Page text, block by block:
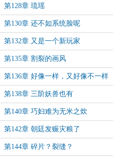
第128章 琉瑶
第130章 还不如系统脸呢
第132章 又是一个新玩家
第135章 割裂的画风
第136章 好像一样，又好像不一样
了。
第138章 三阶妖兽也有
第140章 巧妇难为无米之炊
第142章 朝廷发赈灾粮了
第144章 碎片？裂缝？